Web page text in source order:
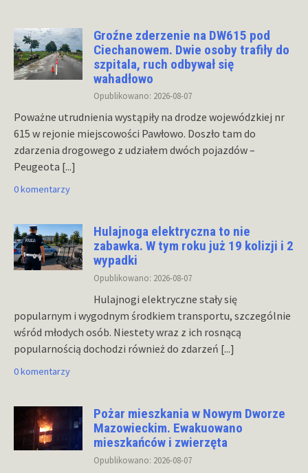
Groźne zderzenie na DW615 pod
Ciechanowem. Dwie osoby trafiły do
szpitala, ruch odbywał się
wahadłowo
Opublikowano: 2026-08-07
Poważne utrudnienia wystąpiły na drodze wojewódzkiej nr
615 w rejonie miejscowości Pawłowo. Doszło tam do
zdarzenia drogowego z udziałem dwóch pojazdów –
Peugeota [...]
0 komentarzy
Hulajnoga elektryczna to nie
zabawka. W tym roku już 19 kolizji i 2
wypadki
Opublikowano: 2026-08-07
Hulajnogi elektryczne stały się
popularnym i wygodnym środkiem transportu, szczególnie
wśród młodych osób. Niestety wraz z ich rosnącą
popularnością dochodzi również do zdarzeń [...]
0 komentarzy
Pożar mieszkania w Nowym Dworze
Mazowieckim. Ewakuowano
mieszkańców i zwierzęta
Opublikowano: 2026-08-07